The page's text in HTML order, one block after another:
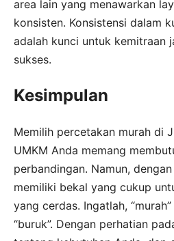
area lain yang menawarkan
konsisten. Konsistensi dalam
adalah kunci untuk kemitraan
sukses.
Kesimpulan
Memilih percetakan murah di
UMKM Anda memang
perbandingan. Namun,
memiliki bekal yang cukup
yang cerdas. Ingatlah,
“buruk”. Dengan perhatian